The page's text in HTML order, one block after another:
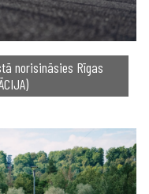
norisināsies Rīgas